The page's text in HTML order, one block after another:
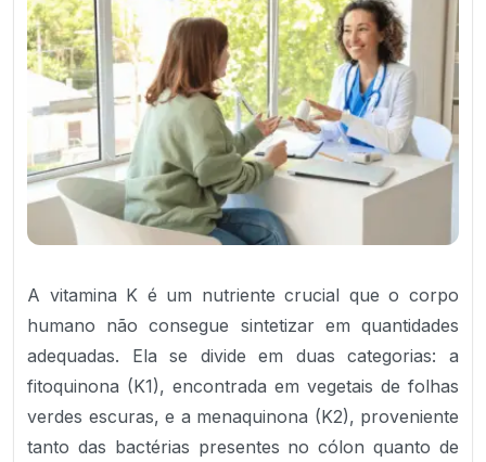
A vitamina K é um nutriente crucial que o corpo
humano não consegue sintetizar em quantidades
adequadas. Ela se divide em duas categorias: a
fitoquinona (K1), encontrada em vegetais de folhas
verdes escuras, e a menaquinona (K2), proveniente
tanto das bactérias presentes no cólon quanto de